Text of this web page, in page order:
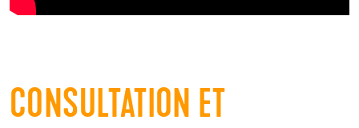
CONSULTATION ET